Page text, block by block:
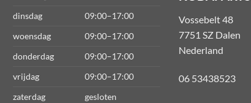
dinsdag
09:00–17:00
woensdag
09:00–17:00
donderdag
09:00–17:00
vrijdag
09:00–17:00
zaterdag
gesloten
Vossebelt 48
7751 SZ Dalen
Nederland
06 53438523